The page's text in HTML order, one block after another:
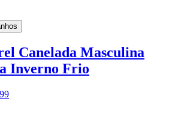
Canelada Masculina
Inverno Frio
99